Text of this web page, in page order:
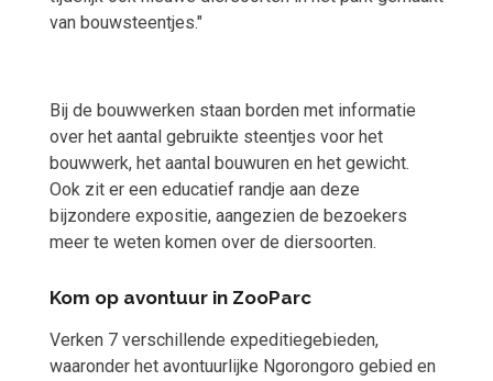
van bouwsteentjes."
Bij de bouwwerken staan borden met informatie
over het aantal gebruikte steentjes voor het
bouwwerk, het aantal bouwuren en het gewicht.
Ook zit er een educatief randje aan deze
bijzondere expositie, aangezien de bezoekers
meer te weten komen over de diersoorten.
Kom op avontuur in ZooParc
Verken 7 verschillende expeditiegebieden,
waaronder het avontuurlijke Ngorongoro gebied en